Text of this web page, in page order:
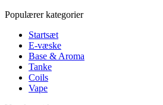
Populærer kategorier
Startsæt
E-væske
Base & Aroma
Tanke
Coils
Vape